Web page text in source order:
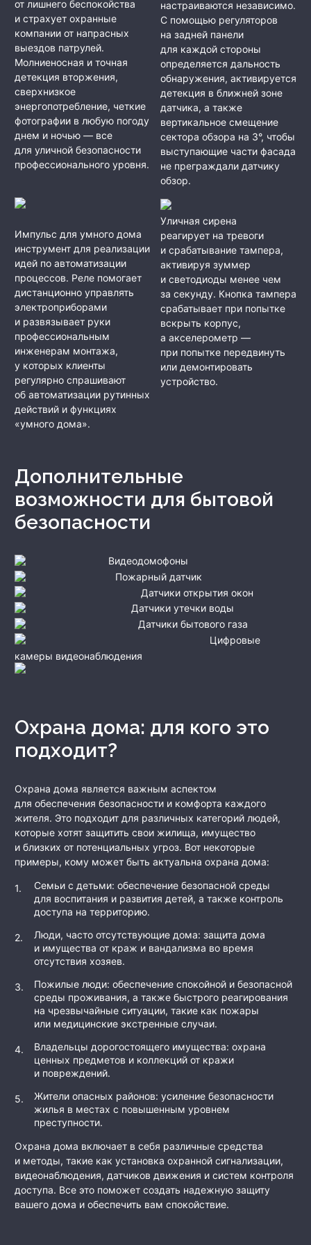
от лишнего беспокойства
и страхует охранные
компании от напрасных
выездов патрулей.
Молниеносная и точная
детекция вторжения,
сверхнизкое
энергопотребление, четкие
фотографии в любую погоду
днем и ночью — все
для уличной безопасности
профессионального уровня.
настраиваются независимо.
С помощью регуляторов
на задней панели
для каждой стороны
определяется дальность
обнаружения, активируется
детекция в ближней зоне
датчика, а также
вертикальное смещение
сектора обзора на 3°, чтобы
выступающие части фасада
не преграждали датчику
обзор.
Импульс для умного дома
инструмент для реализации
идей по автоматизации
процессов. Реле помогает
дистанционно управлять
электроприборами
и развязывает руки
профессиональным
инженерам монтажа,
у которых клиенты
регулярно спрашивают
об автоматизации рутинных
действий и функциях
«умного дома».
Уличная сирена
реагирует на тревоги
и срабатывание тампера,
активируя зуммер
и светодиоды менее чем
за секунду. Кнопка тампера
срабатывает при попытке
вскрыть корпус,
а акселерометр —
при попытке передвинуть
или демонтировать
устройство.
Дополнительные
возможности для бытовой
безопасности
Видеодомофоны
Пожарный датчик
Датчики открытия окон
Датчики утечки воды
Датчики бытового газа
Цифровые
камеры видеонаблюдения
Охрана дома: для кого это
подходит?
Охрана дома является важным аспектом
для обеспечения безопасности и комфорта каждого
жителя. Это подходит для различных категорий людей,
которые хотят защитить свои жилища, имущество
и близких от потенциальных угроз. Вот некоторые
примеры, кому может быть актуальна охрана дома:
Семьи с детьми: обеспечение безопасной среды
для воспитания и развития детей, а также контроль
доступа на территорию.
Люди, часто отсутствующие дома: защита дома
и имущества от краж и вандализма во время
отсутствия хозяев.
Пожилые люди: обеспечение спокойной и безопасной
среды проживания, а также быстрого реагирования
на чрезвычайные ситуации, такие как пожары
или медицинские экстренные случаи.
Владельцы дорогостоящего имущества: охрана
ценных предметов и коллекций от кражи
и повреждений.
Жители опасных районов: усиление безопасности
жилья в местах с повышенным уровнем
преступности.
Охрана дома включает в себя различные средства
и методы, такие как установка охранной сигнализации,
видеонаблюдения, датчиков движения и систем контроля
доступа. Все это поможет создать надежную защиту
вашего дома и обеспечить вам спокойствие.